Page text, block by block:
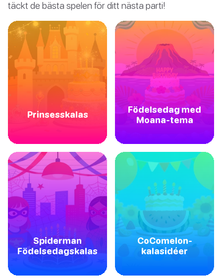
täckt de bästa spelen för ditt nästa parti!
Prinsesskalas
Födelsedag med
Moana-tema
Spiderman
Födelsedagskalas
CoComelon-
kalasidéer